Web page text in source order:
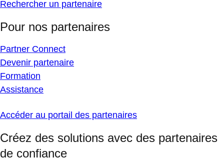
Rechercher un partenaire
Pour nos partenaires
Partner Connect
Devenir partenaire
Formation
Assistance
Accéder au portail des partenaires
Créez des solutions avec des partenaires
de confiance